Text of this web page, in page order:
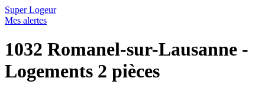
Super Logeur
Mes alertes
1032 Romanel-sur-Lausanne -
Logements 2 pièces